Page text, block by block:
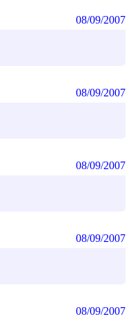
08/09/2007
08/09/2007
08/09/2007
08/09/2007
08/09/2007